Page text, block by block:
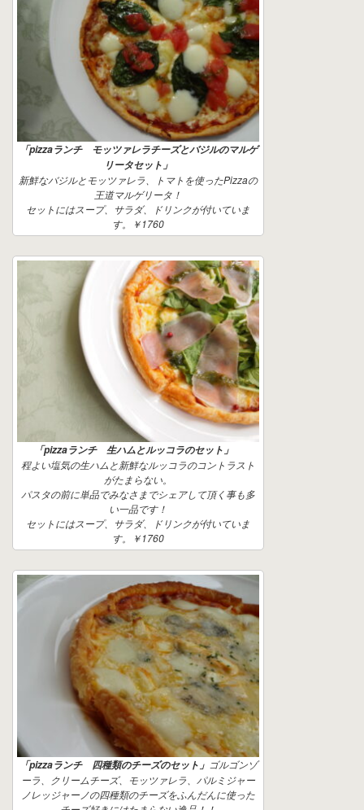
「pizzaランチ モッツァレラチーズとバジルのマルゲ
リータセット」
新鮮なバジルとモッツァレラ、トマトを使ったPizzaの
王道マルゲリータ！
セットにはスープ、サラダ、ドリンクが付いていま
す。￥1760
「pizzaランチ 生ハムとルッコラのセット」
程よい塩気の生ハムと新鮮なルッコラのコントラスト
がたまらない。
パスタの前に単品でみなさまでシェアして頂く事も多
い一品です！
セットにはスープ、サラダ、ドリンクが付いていま
す。￥1760
「pizzaランチ 四種類のチーズのセット」 ゴルゴンゾ
ーラ、クリームチーズ、モッツァレラ、パルミジャー
ノレッジャーノの四種類のチーズをふんだんに使った